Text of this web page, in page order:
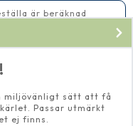
är beräknad
miljövänligt sätt att få
Passar utmärkt
ej finns.